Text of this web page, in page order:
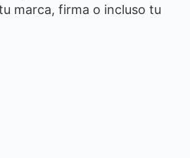
marca, firma o incluso tu